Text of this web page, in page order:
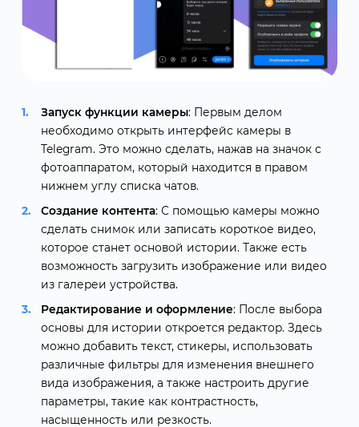
Запуск функции камеры: Первым делом
необходимо открыть интерфейс камеры в
Telegram. Это можно сделать, нажав на значок с
фотоаппаратом, который находится в правом
нижнем углу списка чатов.
Создание контента: С помощью камеры можно
сделать снимок или записать короткое видео,
которое станет основой истории. Также есть
возможность загрузить изображение или видео
из галереи устройства.
Редактирование и оформление: После выбора
основы для истории откроется редактор. Здесь
можно добавить текст, стикеры, использовать
различные фильтры для изменения внешнего
вида изображения, а также настроить другие
параметры, такие как контрастность,
насыщенность или резкость.